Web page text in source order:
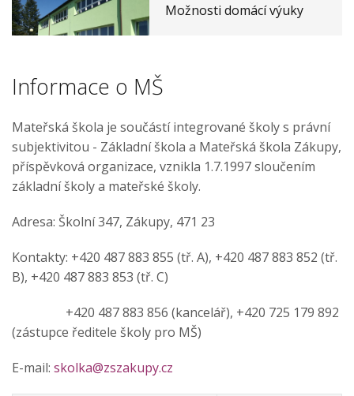
Možnosti domácí výuky
Informace o MŠ
Mateřská škola je součástí integrované školy s právní
subjektivitou - Základní škola a Mateřská škola Zákupy,
příspěvková organizace, vznikla 1.7.1997 sloučením
základní školy a mateřské školy.
Adresa: Školní 347, Zákupy, 471 23
Kontakty: +420 487 883 855 (tř. A), +420 487 883 852 (tř.
B), +420 487 883 853 (tř. C)
+420 487 883 856 (kancelář), +420 725 179 892
(zástupce ředitele školy pro MŠ)
E-mail: skolka@zszakupy.cz